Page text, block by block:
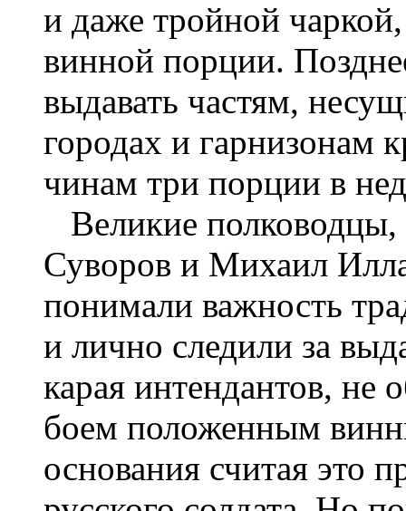
и даже тройной
винной порции.
выдавать частям,
городах и гарнизонам
чинам три порции в
Великие полководцы,
Суворов и Михаил
понимали важность
и лично следили за
карая интендантов, не
боем положенным
основания считая это